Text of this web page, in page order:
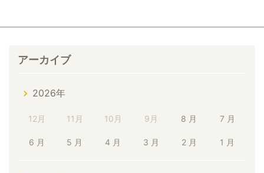
アーカイブ
2026年
12月 11月 10月 9月 8 月 7 月
6 月 5 月 4 月 3 月 2 月 1 月